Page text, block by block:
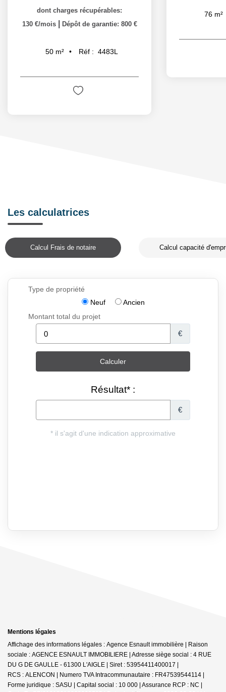
dont charges récupérables:
130 €/mois
Dépôt de garantie: 800 €
50 m² Réf : 4483L
76 m²
Les calculatrices
Calcul Frais de notaire Calcul capacité
Mentions légales
Affichage des informations légales : Agence Esnault immobilière | Raison
sociale : AGENCE ESNAULT IMMOBILIERE | Adresse siège social : 4 RUE
DU G DE GAULLE - 61300 L'AIGLE | Siret : 53954411400017 |
RCS : ALENCON | Numero TVA Intracommunautaire : FR47539544114 |
Forme juridique : SASU | Capital social : 10 000 | Assurance RCP : NC |